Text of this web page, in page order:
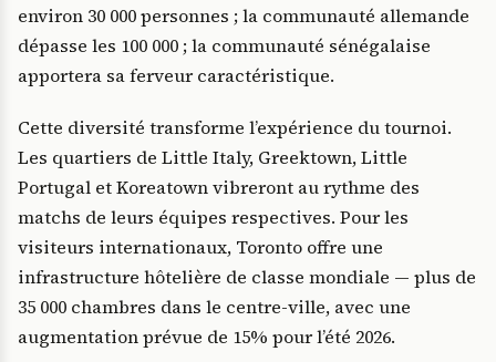
environ 30 000 personnes ; la communauté allemande
dépasse les 100 000 ; la communauté sénégalaise
apportera sa ferveur caractéristique.
Cette diversité transforme l’expérience du tournoi.
Les quartiers de Little Italy, Greektown, Little
Portugal et Koreatown vibreront au rythme des
matchs de leurs équipes respectives. Pour les
visiteurs internationaux, Toronto offre une
infrastructure hôtelière de classe mondiale — plus de
35 000 chambres dans le centre-ville, avec une
augmentation prévue de 15% pour l’été 2026.